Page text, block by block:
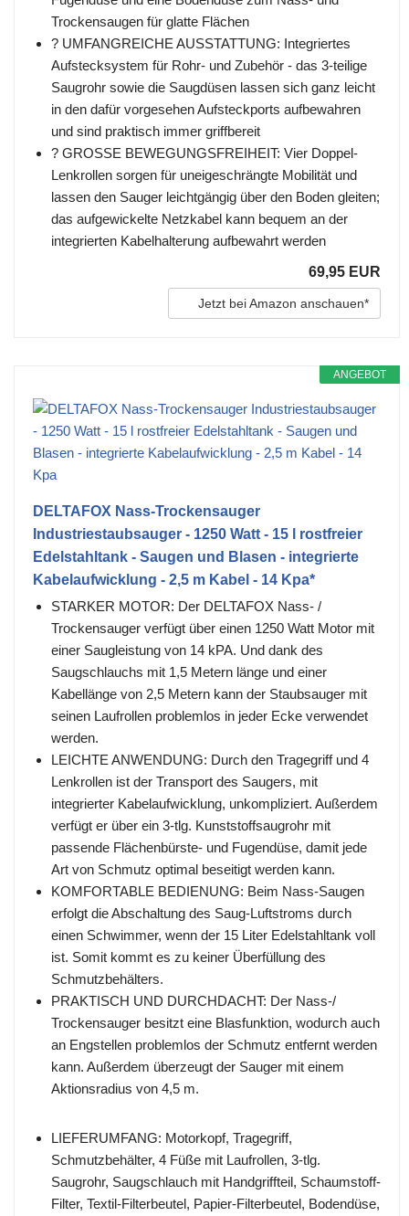
Trockensaugen für glatte Flächen
? UMFANGREICHE AUSSTATTUNG: Integriertes
Aufstecksystem für Rohr- und Zubehör - das 3-teilige
Saugrohr sowie die Saugdüsen lassen sich ganz leicht
in den dafür vorgesehen Aufsteckports aufbewahren
und sind praktisch immer griffbereit
? GROSSE BEWEGUNGSFREIHEIT: Vier Doppel-
Lenkrollen sorgen für uneigeschrängte Mobilität und
lassen den Sauger leichtgängig über den Boden gleiten;
das aufgewickelte Netzkabel kann bequem an der
integrierten Kabelhalterung aufbewahrt werden
69,95 EUR
Jetzt bei Amazon anschauen*
ANGEBOT
DELTAFOX Nass-Trockensauger
Industriestaubsauger - 1250 Watt - 15 l rostfreier
Edelstahltank - Saugen und Blasen - integrierte
Kabelaufwicklung - 2,5 m Kabel - 14 Kpa*
STARKER MOTOR: Der DELTAFOX Nass- /
Trockensauger verfügt über einen 1250 Watt Motor mit
einer Saugleistung von 14 kPA. Und dank des
Saugschlauchs mit 1,5 Metern länge und einer
Kabellänge von 2,5 Metern kann der Staubsauger mit
seinen Laufrollen problemlos in jeder Ecke verwendet
werden.
LEICHTE ANWENDUNG: Durch den Tragegriff und 4
Lenkrollen ist der Transport des Saugers, mit
integrierter Kabelaufwicklung, unkompliziert. Außerdem
verfügt er über ein 3-tlg. Kunststoffsaugrohr mit
passende Flächenbürste- und Fugendüse, damit jede
Art von Schmutz optimal beseitigt werden kann.
KOMFORTABLE BEDIENUNG: Beim Nass-Saugen
erfolgt die Abschaltung des Saug-Luftstroms durch
einen Schwimmer, wenn der 15 Liter Edelstahltank voll
ist. Somit kommt es zu keiner Überfüllung des
Schmutzbehälters.
PRAKTISCH UND DURCHDACHT: Der Nass-/
Trockensauger besitzt eine Blasfunktion, wodurch auch
an Engstellen problemlos der Schmutz entfernt werden
kann. Außerdem überzeugt der Sauger mit einem
Aktionsradius von 4,5 m.
LIEFERUMFANG: Motorkopf, Tragegriff,
Schmutzbehälter, 4 Füße mit Laufrollen, 3-tlg.
Saugrohr, Saugschlauch mit Handgriffteil, Schaumstoff-
Filter, Textil-Filterbeutel, Papier-Filterbeutel, Bodendüse,